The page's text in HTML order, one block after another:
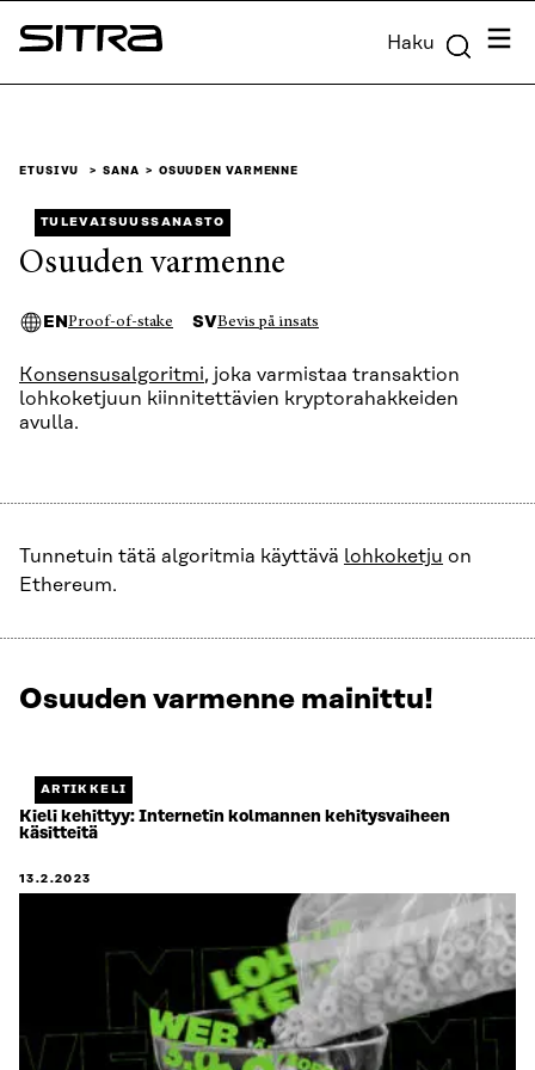
Siirry
suoraan
Sitra Haku
ETUSIVU SANA OSUUDEN VARMENNE
TULEVAISUUSSANASTO
Osuuden varmenne
EN Proof-of-stake SVBevis på insats
Konsensusalgoritmi, joka varmistaa transaktion
lohkoketjuun kiinnitettävien kryptorahakkeiden
avulla.
Tunnetuin tätä algoritmia käyttävä lohkoketju on
Ethereum.
Osuuden varmenne mainittu!
ARTIKKELI
Kieli kehittyy: Internetin kolmannen kehitysvaiheen
käsitteitä
13.2.2023
Näytetään
Jäljellä
0.